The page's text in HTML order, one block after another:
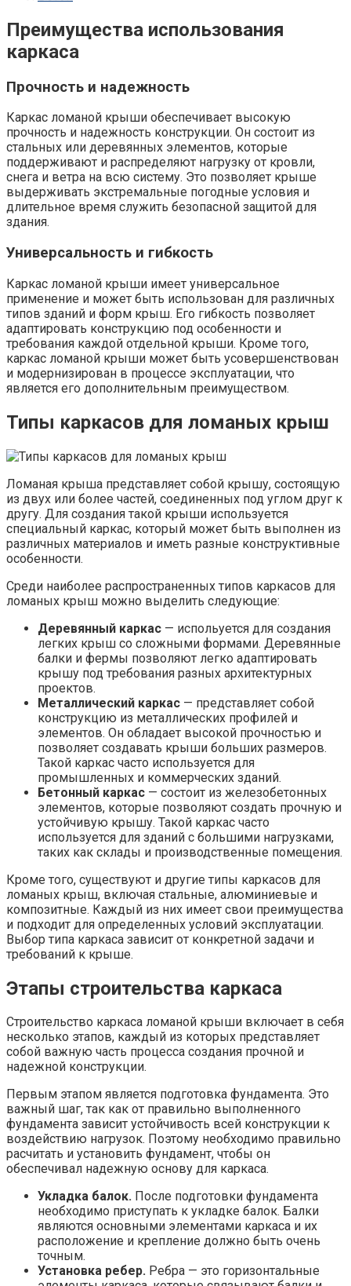
Преимущества использования
каркаса
Прочность и надежность
Каркас ломаной крыши обеспечивает высокую
прочность и надежность конструкции. Он состоит из
стальных или деревянных элементов, которые
поддерживают и распределяют нагрузку от кровли,
снега и ветра на всю систему. Это позволяет крыше
выдерживать экстремальные погодные условия и
длительное время служить безопасной защитой для
здания.
Универсальность и гибкость
Каркас ломаной крыши имеет универсальное
применение и может быть использован для различных
типов зданий и форм крыш. Его гибкость позволяет
адаптировать конструкцию под особенности и
требования каждой отдельной крыши. Кроме того,
каркас ломаной крыши может быть усовершенствован
и модернизирован в процессе эксплуатации, что
является его дополнительным преимуществом.
Типы каркасов для ломаных крыш
Ломаная крыша представляет собой крышу, состоящую
из двух или более частей, соединенных под углом друг к
другу. Для создания такой крыши используется
специальный каркас, который может быть выполнен из
различных материалов и иметь разные конструктивные
особенности.
Среди наиболее распространенных типов каркасов для
ломаных крыш можно выделить следующие:
Деревянный каркас — испольуется для создания
легких крыш со сложными формами. Деревянные
балки и фермы позволяют легко адаптировать
крышу под требования разных архитектурных
проектов.
Металлический каркас — представляет собой
конструкцию из металлических профилей и
элементов. Он обладает высокой прочностью и
позволяет создавать крыши больших размеров.
Такой каркас часто используется для
промышленных и коммерческих зданий.
Бетонный каркас — состоит из железобетонных
элементов, которые позволяют создать прочную и
устойчивую крышу. Такой каркас часто
используется для зданий с большими нагрузками,
таких как склады и производственные помещения.
Кроме того, существуют и другие типы каркасов для
ломаных крыш, включая стальные, алюминиевые и
композитные. Каждый из них имеет свои преимущества
и подходит для определенных условий эксплуатации.
Выбор типа каркаса зависит от конкретной задачи и
требований к крыше.
Этапы строительства каркаса
Строительство каркаса ломаной крыши включает в себя
несколько этапов, каждый из которых представляет
собой важную часть процесса создания прочной и
надежной конструкции.
Первым этапом является подготовка фундамента. Это
важный шаг, так как от правильно выполненного
фундамента зависит устойчивость всей конструкции к
воздействию нагрузок. Поэтому необходимо правильно
расчитать и установить фундамент, чтобы он
обеспечивал надежную основу для каркаса.
Укладка балок. После подготовки фундамента
необходимо приступать к укладке балок. Балки
являются основными элементами каркаса и их
расположение и крепление должно быть очень
точным.
Установка ребер. Ребра — это горизонтальные